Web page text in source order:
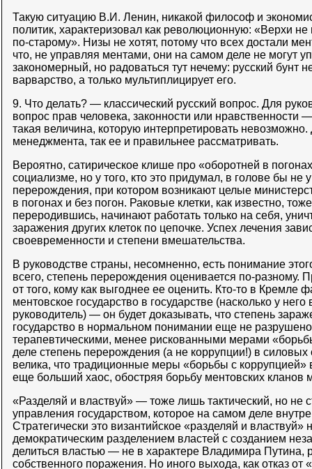
Такую ситуацию В.И. Ленин, никакой философ и
политик, характеризовал как революционную: «Верхи не
по-старому». Низы не хотят, потому что всех достали
что, не управляя ментами, они на самом деле не могут
закономерный, но радоваться тут нечему: русский бунт
варварство, а только мультиплицирует его.
9. Что делать? — классический русский вопрос. Для
вопрос прав человека, законности или нравственности
такая величина, которую интерпретировать
менеджмента, так ее и правильнее рассматривать.
Вероятно, сатирическое клише про «оборотней в
социализме, но у того, кто это придумал, в голове бы не
перерождения, при котором возникают целые
в погонах и без погон. Раковые клетки, как известно,
переродившись, начинают работать только на себя,
заражения других клеток по цепочке. Успех лечения
своевременности и степени вмешательства.
В руководстве страны, несомненно, есть понимание
всего, степень перерождения оценивается по-разному.
от того, кому как выгоднее ее оценить. Кто-то в Кремле
ментовское государство в государстве (насколько у
руководитель) — он будет доказывать, что степень
государство в нормальном понимании еще не
терапевтическими, менее рискованными мерами
деле степень перерождения (а не коррупции!) в силовых
велика, что традиционные меры «борьбы с коррупцией»
еще больший хаос, обостряя борьбу ментовских кланов
«Разделяй и властвуй» — тоже лишь тактический, но не
управления государством, которое на самом деле
Стратегически это византийское «разделяй и властвуй»
демократическим разделением властей с созданием
делиться властью — не в характере Владимира Путина,
собственного поражения. Но иного выхода, как отказ от